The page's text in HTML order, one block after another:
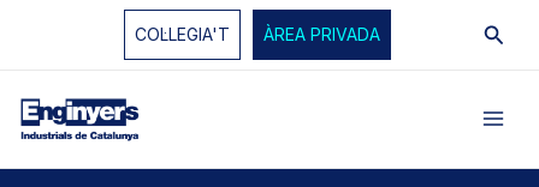
COL·LEGIA'T ÀREA PRIVADA